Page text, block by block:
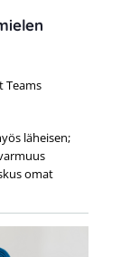
Teams
läheisen;
omat